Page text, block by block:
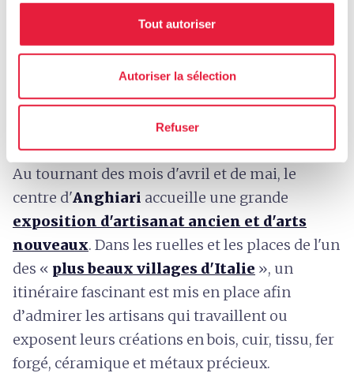
Tout autoriser
Autoriser la sélection
Refuser
Au tournant des mois d'avril et de mai, le
centre d'Anghiari accueille une grande
exposition d'artisanat ancien et d'arts
nouveaux. Dans les ruelles et les places de l'un
des « plus beaux villages d'Italie », un
itinéraire fascinant est mis en place afin
d’admirer les artisans qui travaillent ou
exposent leurs créations en bois, cuir, tissu, fer
forgé, céramique et métaux précieux.